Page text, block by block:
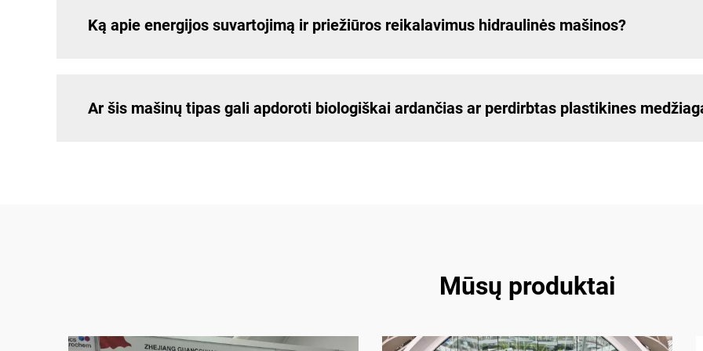
Ką apie energijos suvartojimą ir priežiūros reikalavimus hidraulinės mašinos?
Ar šis mašinų tipas gali apdoroti biologiškai ardančias ar perdirbtas plastikines
Mūsų produktai